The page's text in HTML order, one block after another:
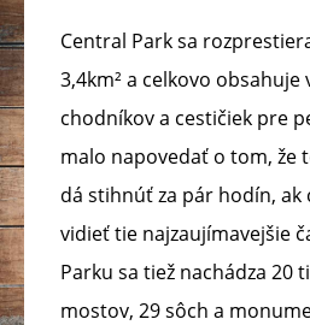
Central Park sa
3,4km² a celkovo obsahuje
chodníkov a cestičiek pre
malo napovedať o tom, že
dá stihnúť za pár hodín, ak
vidieť tie najzaujímavejšie
Parku sa tiež nachádza 20
mostov, 29 sôch a